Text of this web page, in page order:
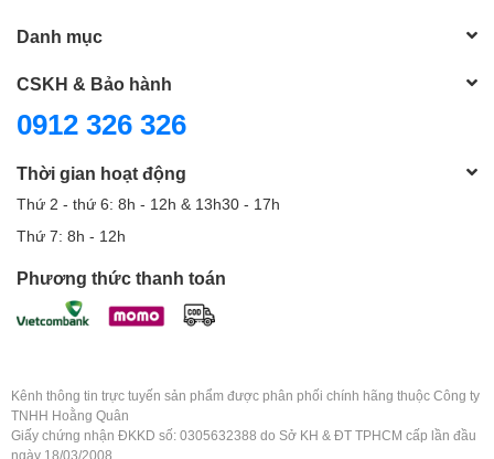
Danh mục
CSKH & Bảo hành
0912 326 326
Thời gian hoạt động
Thứ 2 - thứ 6: 8h - 12h & 13h30 - 17h
Thứ 7: 8h - 12h
Phương thức thanh toán
Kênh thông tin trực tuyến sản phẩm được phân phối chính hãng thuộc Công ty
TNHH Hoằng Quân
Giấy chứng nhận ĐKKD số: 0305632388 do Sở KH & ĐT TPHCM cấp lần đầu
ngày 18/03/2008